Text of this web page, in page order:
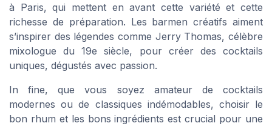
à Paris, qui mettent en avant cette variété et cette
richesse de préparation. Les barmen créatifs aiment
s’inspirer des légendes comme Jerry Thomas, célèbre
mixologue du 19e siècle, pour créer des cocktails
uniques, dégustés avec passion.
In fine, que vous soyez amateur de cocktails
modernes ou de classiques indémodables, choisir le
bon rhum et les bons ingrédients est crucial pour une